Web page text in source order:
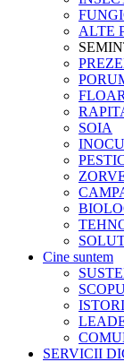
ALTE
SOIA
Cine suntem
SERVICII